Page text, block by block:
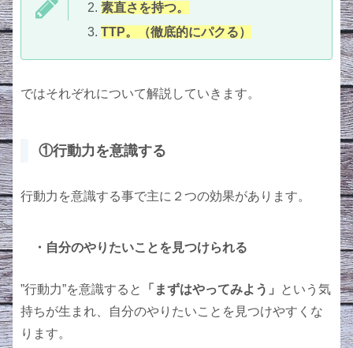
素直さを持つ。
TTP。（徹底的にパクる）
ではそれぞれについて解説していきます。
①行動力を意識する
行動力を意識する事で主に２つの効果があります。
・自分のやりたいことを見つけられる
”行動力”を意識すると 「まずはやってみよう」
という気
持ちが生まれ、自分のやりたいことを見つけやすくな
ります。